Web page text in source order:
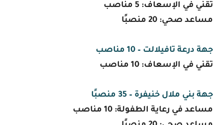
تقني في الإسعاف: 5 مناصب
مساعد صحي: 20 منصبًا
جهة درعة تافيلالت – 10 مناصب
تقني في الإسعاف: 10 مناصب
جهة بني ملال خنيفرة – 35 منصبًا
مساعد في رعاية الطفولة: 10 مناصب